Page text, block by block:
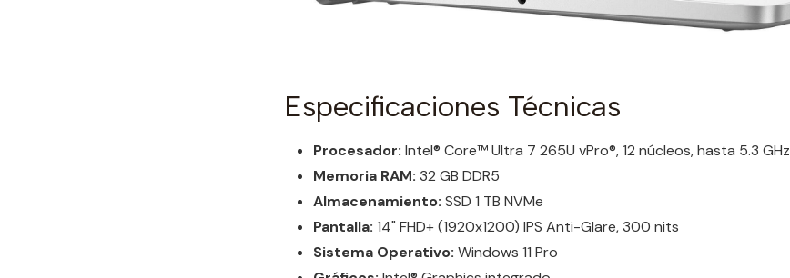
Especificaciones Técnicas
Procesador: Intel® Core™ Ultra 7 265U vPro®, 12 núcleos, hasta 5.3 GHz
Memoria RAM: 32 GB DDR5
Almacenamiento: SSD 1 TB NVMe
Pantalla: 14" FHD+ (1920x1200) IPS Anti-Glare, 300 nits
Sistema Operativo: Windows 11 Pro